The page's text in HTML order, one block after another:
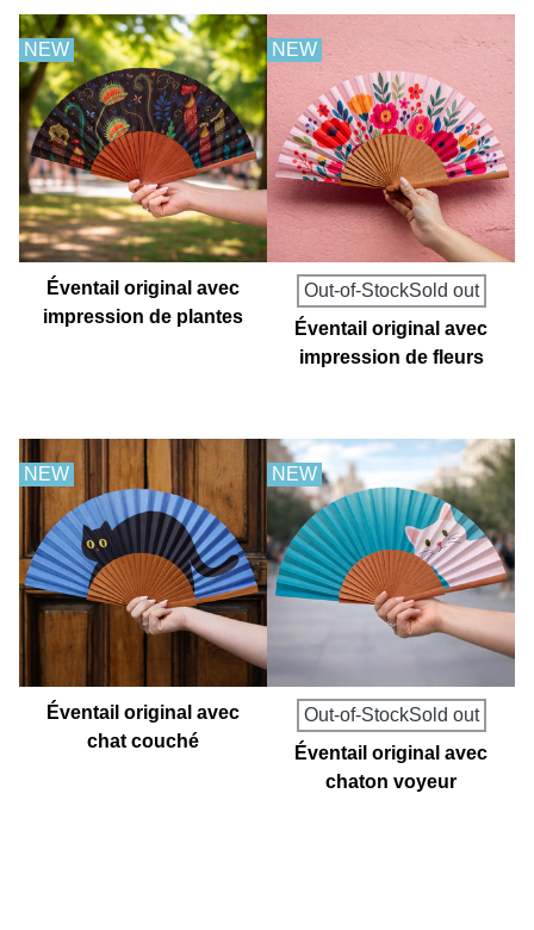
NEW
Éventail original avec
impression de plantes
NEW
Out-of-StockSold out
Éventail original avec
impression de fleurs
NEW
Éventail original avec
chat couché
NEW
Out-of-StockSold out
Éventail original avec
chaton voyeur